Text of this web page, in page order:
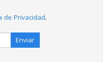
de Privacidad.
Enviar